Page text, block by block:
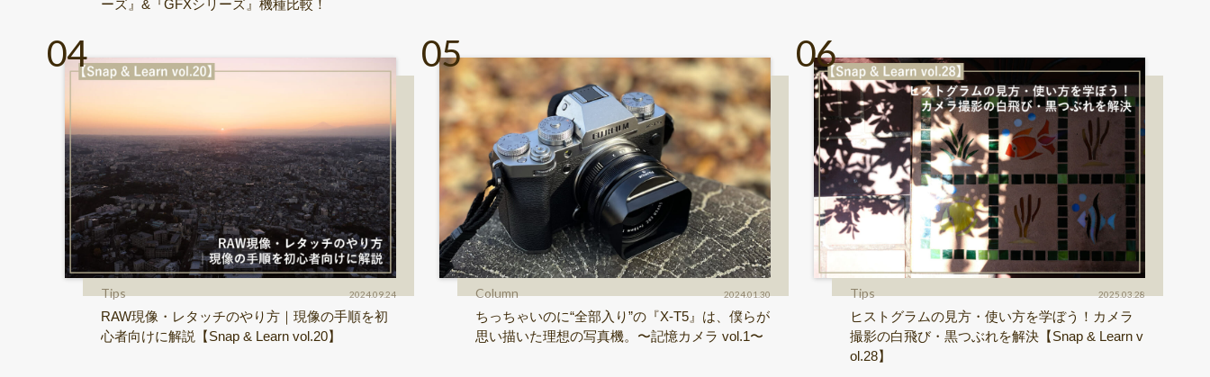
ーズ』&『GFXシリーズ』機種比較！
Tips 2024.09.24
RAW現像・レタッチのやり方｜現像の手順を初
心者向けに解説【Snap & Learn vol.20】
Column 2024.01.30
ちっちゃいのに“全部入り”の『X-T5』は、僕らが
思い描いた理想の写真機。〜記憶カメラ vol.1〜
Tips 2025.03.28
ヒストグラムの見方・使い方を学ぼう！カメラ
撮影の白飛び・黒つぶれを解決【Snap & Learn v
ol.28】